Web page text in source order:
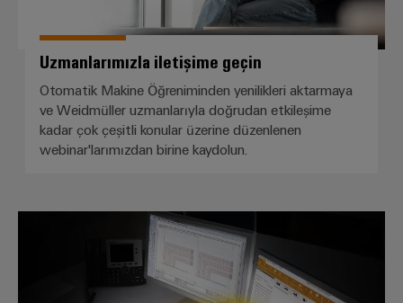
Uzmanlarımızla iletişime geçin
Otomatik Makine Öğreniminden yenilikleri aktarmaya
ve Weidmüller uzmanlarıyla doğrudan etkileşime
kadar çok çeşitli konular üzerine düzenlenen
webinar'larımızdan birine kaydolun.
Weidmüller Configurator